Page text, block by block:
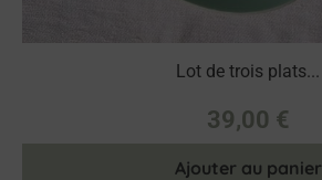
Lot de trois plats...
39,00 €
Ajouter au panier